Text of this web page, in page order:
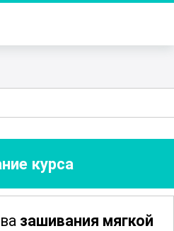
курса
зашивания мягкой